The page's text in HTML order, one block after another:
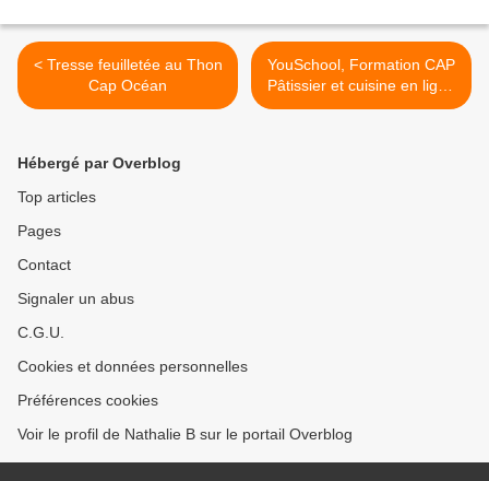
< Tresse feuilletée au Thon
Cap Océan
YouSchool, Formation CAP
Pâtissier et cuisine en ligne
... >
Hébergé par Overblog
Top articles
Pages
Contact
Signaler un abus
C.G.U.
Cookies et données personnelles
Préférences cookies
Voir le profil de Nathalie B sur le portail Overblog